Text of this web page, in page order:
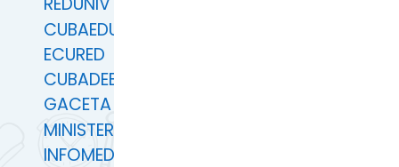
CUBAEDUCA
ECURED
CUBADEBATE
GACETA OFICIAL
MINISTERIO EDUCACIÓN SUPERIOR
INFOMED